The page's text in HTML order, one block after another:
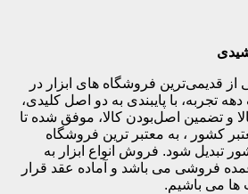
از قدیمی‌ترین فروشگاه های ابزار در
تجربه، با پایبندی به دو اصل کلیدی،
و تضمین اصل‌بودن کالا، موفق شده تا
کشور ، به معتبر ترین فروشگاه
تبدیل شود. فروش انواع ابزار به
فروشی می باشد و آماده عقد قرار
ها می باشیم.